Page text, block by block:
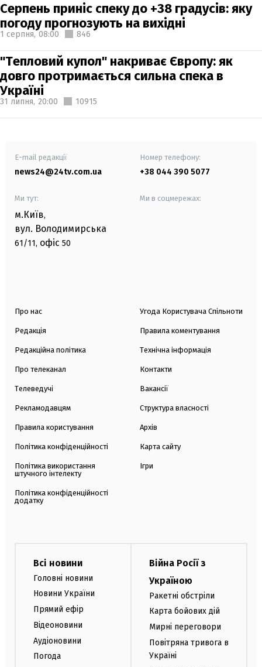
Серпень приніс спеку до +38 градусів: яку
погоду прогнозують на вихідні
1 серпня, 08:00 846
"Тепловий купол" накриває Європу: як
довго протримається сильна спека в
Україні
31 липня, 20:00 10915
E-mail редакції
news24@24tv.com.ua
Номер телефону:
+38 044 390 5077
Ми тут:
м.Київ,
вул. Володимирська
61/11, офіс 50
Ми в соцмережах:
Про нас
Редакція
Редакційна політика
Про телеканал
Телеведучі
Рекламодавцям
Правила користування
Політика конфіденційності
Політика використання
штучного інтелекту
Політика конфіденційності
додатку
Угода Користувача Спільноти
Правила коментування
Технічна інформація
Контакти
Вакансії
Структура власності
Архів
Карта сайту
Ігри
Всі новини
Головні новини
Новини України
Прямий ефір
Відеоновини
Аудіоновини
Погода
Війна Росії з
Україною
Ракетні обстріли
Карта бойових дій
Мирні переговори
Повітряна тривога в
Україні